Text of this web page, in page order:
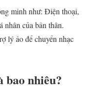
minh như: Điện thoại,
nhân của bản thân.
lý ảo để chuyển nhạc
nhiêu?